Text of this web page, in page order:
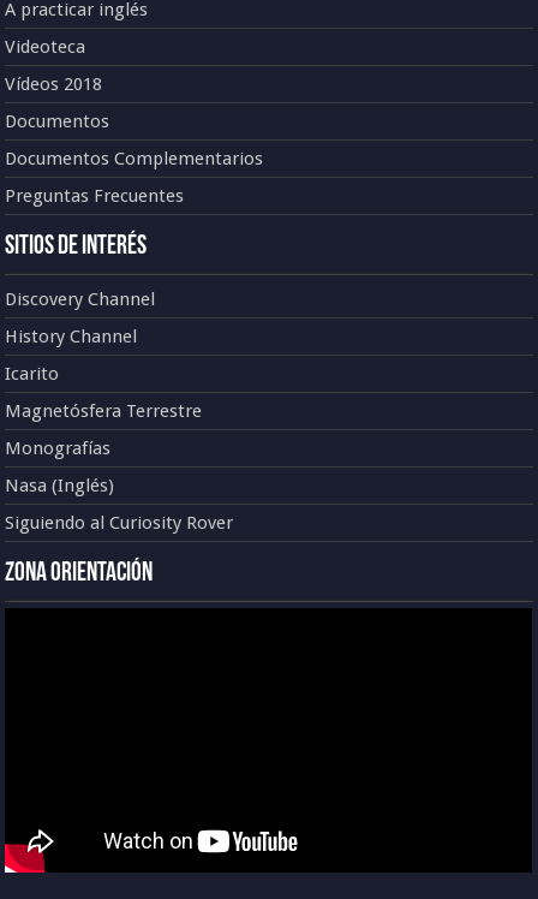
A practicar inglés
Videoteca
Vídeos 2018
Documentos
Documentos Complementarios
Preguntas Frecuentes
Sitios de Interés
Discovery Channel
History Channel
Icarito
Magnetósfera Terrestre
Monografías
Nasa (Inglés)
Siguiendo al Curiosity Rover
Zona Orientación